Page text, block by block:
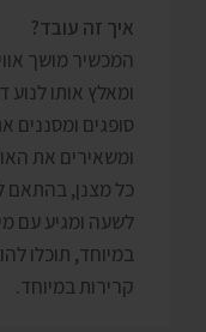
איך זה עובד?
המכשיר מושך
ומאלץ אותו
סופגים
ומשאירים את
כל מצנן, בהתאם
לשעה ומגיע עם
במיוחד, תוכלו
קרירות במיוחד.